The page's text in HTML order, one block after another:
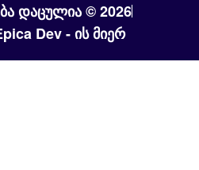
დაცულია © 2026
Dev - ის მიერ